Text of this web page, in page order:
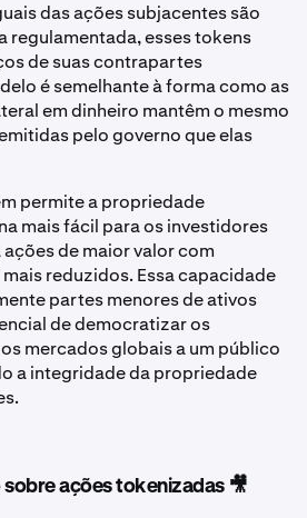
das ações subjacentes são
regulamentada, esses tokens
de suas contrapartes
é semelhante à forma como as
em dinheiro mantêm o mesmo
pelo governo que elas
permite a propriedade
mais fácil para os investidores
de maior valor com
reduzidos. Essa capacidade
partes menores de ativos
de democratizar os
mercados globais a um público
a integridade da propriedade
ações tokenizadas 🎥